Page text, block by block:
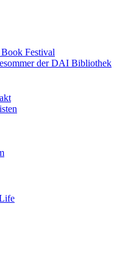
Festival
der DAI Bibliothek